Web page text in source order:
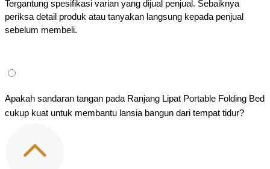
Tergantung spesifikasi varian yang dijual penjual. Sebaiknya
periksa detail produk atau tanyakan langsung kepada penjual
sebelum membeli.
Apakah sandaran tangan pada Ranjang Lipat Portable Folding Bed
cukup kuat untuk membantu lansia bangun dari tempat tidur?